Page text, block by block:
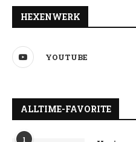
HEXENWERK
YOUTUBE
ALLTIME-FAVORITE
1